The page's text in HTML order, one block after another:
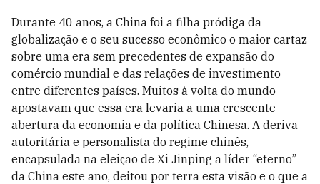
Durante 40 anos, a China foi a filha pródiga da
globalização e o seu sucesso econômico o maior cartaz
sobre uma era sem precedentes de expansão do
comércio mundial e das relações de investimento
entre diferentes países. Muitos à volta do mundo
apostavam que essa era levaria a uma crescente
abertura da economia e da política Chinesa. A deriva
autoritária e personalista do regime chinês,
encapsulada na eleição de Xi Jinping a líder “eterno”
da China este ano, deitou por terra esta visão e o que a